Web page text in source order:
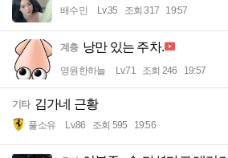
배수민 Lv.35 조회 317 19:57
계층 낭만 있는 주차.
영원한하늘 Lv.71 조회 246 19:57
기타 김가네 근황
풀소유 Lv.86 조회 595 19:56